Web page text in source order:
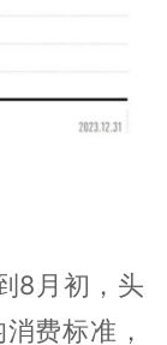
8月初，头
费标准，